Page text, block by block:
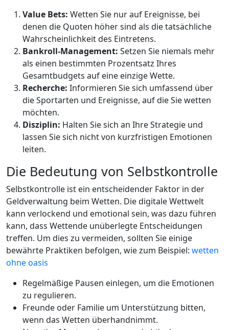
Value Bets: Wetten Sie nur auf Ereignisse, bei
denen die Quoten höher sind als die tatsächliche
Wahrscheinlichkeit des Eintretens.
Bankroll-Management: Setzen Sie niemals mehr
als einen bestimmten Prozentsatz Ihres
Gesamtbudgets auf eine einzige Wette.
Recherche: Informieren Sie sich umfassend über
die Sportarten und Ereignisse, auf die Sie wetten
möchten.
Disziplin: Halten Sie sich an Ihre Strategie und
lassen Sie sich nicht von kurzfristigen Emotionen
leiten.
Die Bedeutung von Selbstkontrolle
Selbstkontrolle ist ein entscheidender Faktor in der
Geldverwaltung beim Wetten. Die digitale Wettwelt
kann verlockend und emotional sein, was dazu führen
kann, dass Wettende unüberlegte Entscheidungen
treffen. Um dies zu vermeiden, sollten Sie einige
bewährte Praktiken befolgen, wie zum Beispiel: wetten
ohne oasis
Regelmäßige Pausen einlegen, um die Emotionen
zu regulieren.
Freunde oder Familie um Unterstützung bitten,
wenn das Wetten überhandnimmt.